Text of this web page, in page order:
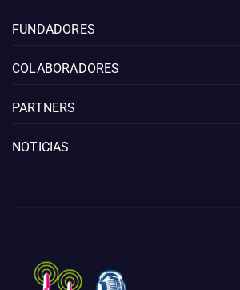
FUNDADORES
COLABORADORES
PARTNERS
NOTICIAS